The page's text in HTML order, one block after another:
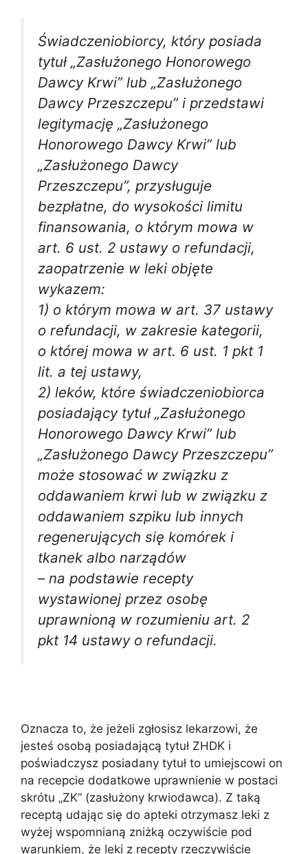
Świadczeniobiorcy, który posiada
tytuł „Zasłużonego Honorowego
Dawcy Krwi” lub „Zasłużonego
Dawcy Przeszczepu” i przedstawi
legitymację „Zasłużonego
Honorowego Dawcy Krwi” lub
„Zasłużonego Dawcy
Przeszczepu”, przysługuje
bezpłatne, do wysokości limitu
finansowania, o którym mowa w
art. 6 ust. 2 ustawy o refundacji,
zaopatrzenie w leki objęte
wykazem:
1) o którym mowa w art. 37 ustawy
o refundacji, w zakresie kategorii,
o której mowa w art. 6 ust. 1 pkt 1
lit. a tej ustawy,
2) leków, które świadczeniobiorca
posiadający tytuł „Zasłużonego
Honorowego Dawcy Krwi” lub
„Zasłużonego Dawcy Przeszczepu”
może stosować w związku z
oddawaniem krwi lub w związku z
oddawaniem szpiku lub innych
regenerujących się komórek i
tkanek albo narządów
– na podstawie recepty
wystawionej przez osobę
uprawnioną w rozumieniu art. 2
pkt 14 ustawy o refundacji.
Oznacza to, że jeżeli zgłosisz lekarzowi, że
jesteś osobą posiadającą tytuł ZHDK i
poświadczysz posiadany tytuł to umiejscowi on
na recepcie dodatkowe uprawnienie w postaci
skrótu „ZK” (zasłużony krwiodawca). Z taką
receptą udając się do apteki otrzymasz leki z
wyżej wspomnianą zniżką oczywiście pod
warunkiem, że leki z recepty rzeczywiście